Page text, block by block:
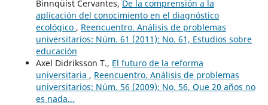
Binnqüist Cervantes, De la comprensión a la
aplicación del conocimiento en el diagnóstico
ecológico , Reencuentro. Análisis de problemas
universitarios: Núm. 61 (2011): No. 61, Estudios sobre
educación
Axel Didriksson T., El futuro de la reforma
universitaria , Reencuentro. Análisis de problemas
universitarios: Núm. 56 (2009): No. 56, Que 20 años no
es nada...